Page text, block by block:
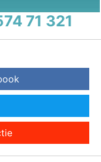
71 321